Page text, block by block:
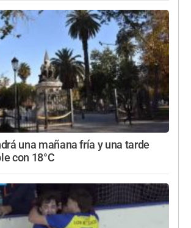
una mañana fría y una tarde
con 18°C